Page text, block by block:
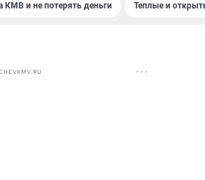
КМВ и не потерять деньги Теплые и